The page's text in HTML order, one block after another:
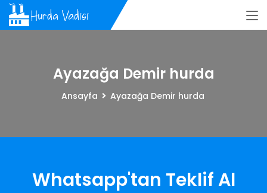
Ayazağa Demir hurda
Ansayfa Ayazağa Demir hurda
Whatsapp'tan Teklif Al